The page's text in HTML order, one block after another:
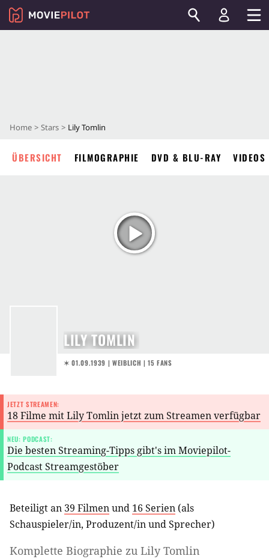
Home Stars Lily Tomlin
ÜBERSICHT FILMOGRAPHIE DVD & BLU-RAY VIDEOS
LILY TOMLIN
✶ 01.09.1939 | WEIBLICH | 15 FANS
JETZT STREAMEN:
18 Filme mit Lily Tomlin jetzt zum Streamen verfügbar
NEU: PODCAST:
Die besten Streaming-Tipps gibt's im Moviepilot-
Podcast Streamgestöber
Beteiligt an 39 Filmenund 16 Serien (als
Schauspieler/in, Produzent/inundSprecher)
Komplette Biographie zu Lily Tomlin